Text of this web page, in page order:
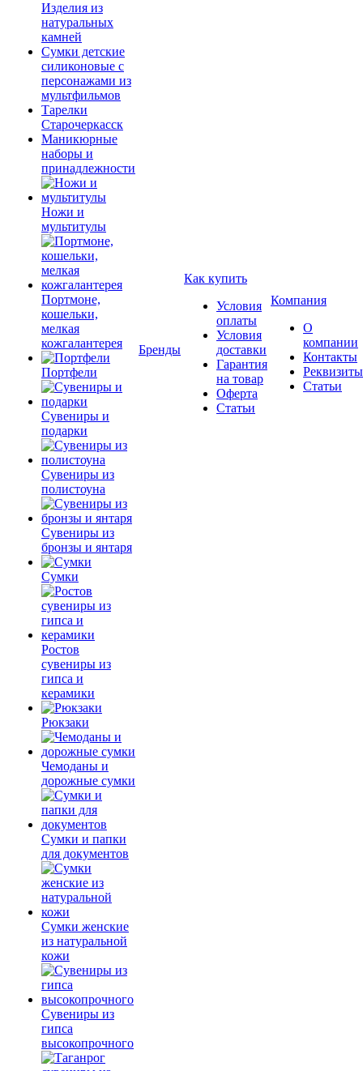
Изделия из
натуральных
камней
Сумки детские
силиконовые с
персонажами из
мультфильмов
Тарелки
Старочеркасск
Маникюрные
наборы и
принадлежности
Ножи и
мультитулы
Портмоне,
кошельки,
мелкая
кожгалантерея
Портфели
Сувениры и
подарки
Сувениры из
полистоуна
Сувениры из
бронзы и янтаря
Сумки
Ростов
сувениры из
гипса и
керамики
Рюкзаки
Чемоданы и
дорожные сумки
Сумки и папки
для документов
Сумки женские
из натуральной
кожи
Сувениры из
гипса
высокопрочного
Бренды
Как купить
Условия
оплаты
Условия
доставки
Гарантия
на товар
Оферта
Статьи
Компания
О
компании
Контакты
Реквизиты
Статьи